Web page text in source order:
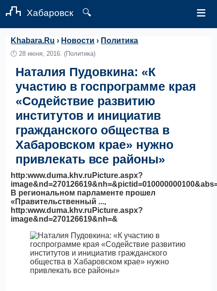
Хабаровск 🔍 ≡
Khabara.Ru › Новости › Политика
🕛28 июня, 2016. (Политика)
Наталия Пудовкина: «К
участию в госпрограмме края
«Содействие развитию
институтов и инициатив
гражданского общества в
Хабаровском крае» нужно
привлекать все районы»
http:www.duma.khv.ruPicture.aspx?
В региональном парламенте прошел
«Правительственный ...,
http:www.duma.khv.ruPicture.aspx?
image&nd=270126619&nh=&